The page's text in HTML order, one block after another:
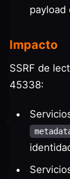
Impacto
SSRF de
45338: